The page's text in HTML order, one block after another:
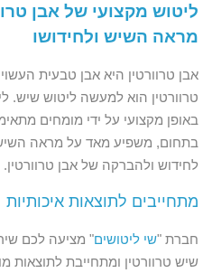
ליטוש מקצועי של אבן
מראה השיש ולחידושו
אבן טרוורטין היא אבן טבעית
טרוורטין הוא למעשה ליטוש שיש.
באופן מקצועי על ידי מומחים
בתחום, משפיע מאד על מראה השיש
לחידוש ולהברקה של אבן טרוורטין.
מתחייבים לתוצאות איכותיות
חברת "שי ליטושים" מציעה לכם
שיש טרוורטין ומתחייבת לתוצאות